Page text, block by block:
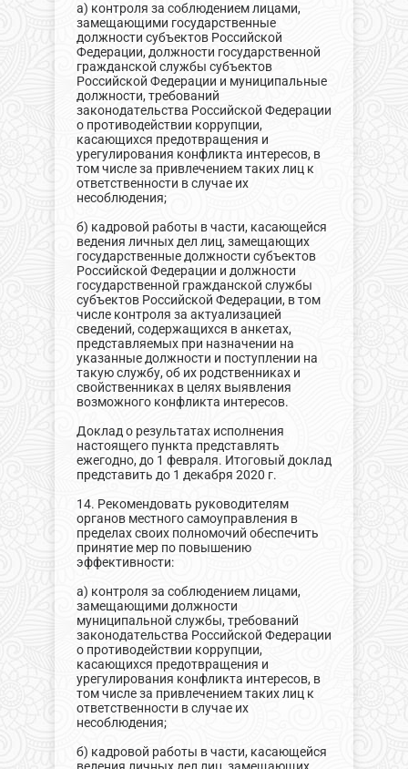
а) контроля за соблюдением лицами,
замещающими государственные
должности субъектов Российской
Федерации, должности государственной
гражданской службы субъектов
Российской Федерации и муниципальные
должности, требований
законодательства Российской Федерации
о противодействии коррупции,
касающихся предотвращения и
урегулирования конфликта интересов, в
том числе за привлечением таких лиц к
ответственности в случае их
несоблюдения;
б) кадровой работы в части, касающейся
ведения личных дел лиц, замещающих
государственные должности субъектов
Российской Федерации и должности
государственной гражданской службы
субъектов Российской Федерации, в том
числе контроля за актуализацией
сведений, содержащихся в анкетах,
представляемых при назначении на
указанные должности и поступлении на
такую службу, об их родственниках и
свойственниках в целях выявления
возможного конфликта интересов.
Доклад о результатах исполнения
настоящего пункта представлять
ежегодно, до 1 февраля. Итоговый доклад
представить до 1 декабря 2020 г.
14. Рекомендовать руководителям
органов местного самоуправления в
пределах своих полномочий обеспечить
принятие мер по повышению
эффективности:
а) контроля за соблюдением лицами,
замещающими должности
муниципальной службы, требований
законодательства Российской Федерации
о противодействии коррупции,
касающихся предотвращения и
урегулирования конфликта интересов, в
том числе за привлечением таких лиц к
ответственности в случае их
несоблюдения;
б) кадровой работы в части, касающейся